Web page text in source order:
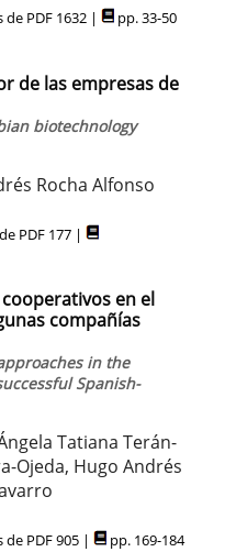
de PDF 1632 | pp. 33-50
de las empresas de
biotechnology
Rocha Alfonso
PDF 177 |
en el
compañías
in the
Spanish-
Tatiana Terán-
Ojeda, Hugo Andrés
de PDF 905 | pp. 169-184